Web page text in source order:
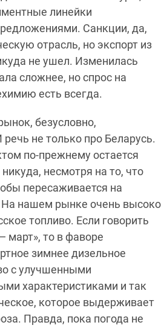
линейки
Санкции, да,
отрасль, но экспорт из
не ушел. Изменилась
сложнее, но спрос на
есть всегда.
безусловно,
не только про Беларусь.
по-прежнему остается
несмотря на то, что
пересаживается на
На нашем рынке очень высоко
топливо. Если говорить
март», то в фаворе
зимнее дизельное
с улучшенными
характеристиками и так
которое выдерживает
Правда, пока погода не